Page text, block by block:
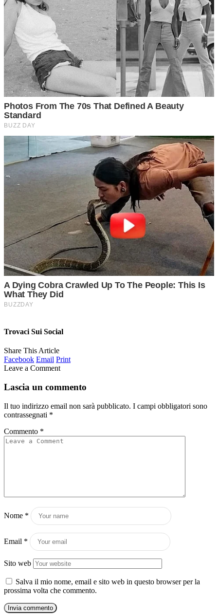
Trovaci Sui Social
Share This Article
Facebook Email Print
Leave a Comment
Lascia un commento
Il tuo indirizzo email non sarà pubblicato. I campi obbligatori sono
contrassegnati *
Commento *
Nome *
Email *
Sito web
Salva il mio nome, email e sito web in questo browser per la
prossima volta che commento.